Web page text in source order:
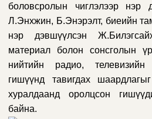
боловсролын чиглэлээр нэр
Л.Энхжин, Б.Энэрэлт, биеийн
нэр дэвшүүлсэн
материал болон сонсголын
нийтийн радио, телевизийн
гишүүнд тавигдах
хуралдаанд оролцсон
байна.